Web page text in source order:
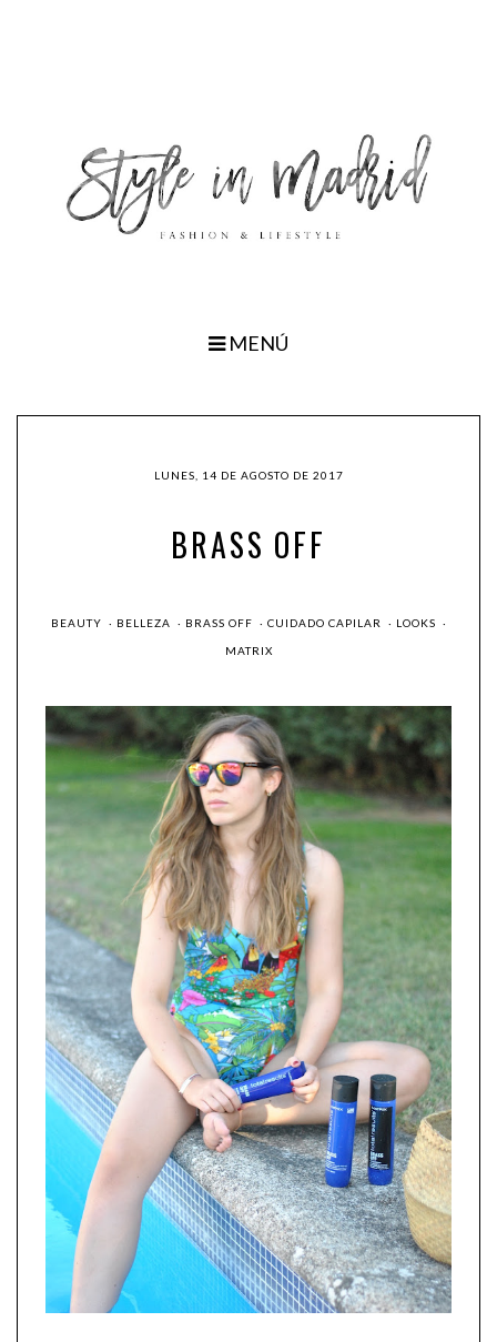
MENÚ
LUNES, 14 DE AGOSTO DE 2017
BRASS OFF
BEAUTY · BELLEZA · BRASS OFF · CUIDADO CAPILAR · LOOKS ·
MATRIX